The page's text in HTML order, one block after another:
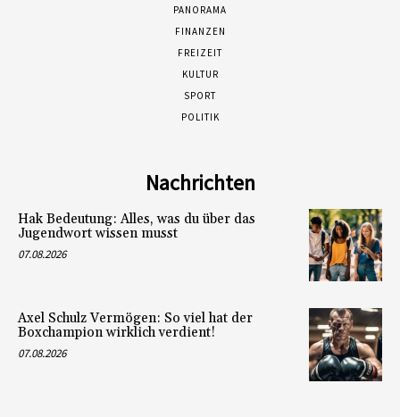
PANORAMA
FINANZEN
FREIZEIT
KULTUR
SPORT
POLITIK
Nachrichten
Hak Bedeutung: Alles, was du über das
Jugendwort wissen musst
07.08.2026
Axel Schulz Vermögen: So viel hat der
Boxchampion wirklich verdient!
07.08.2026